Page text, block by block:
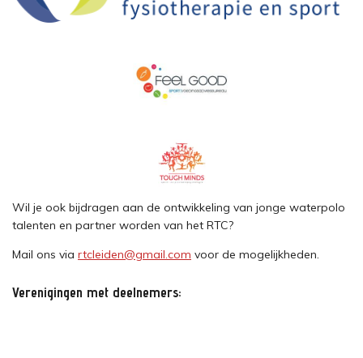
Wil je ook bijdragen aan de ontwikkeling van jonge waterpolo
talenten en partner worden van het RTC?
Mail ons via rtcleiden@gmail.com voor de mogelijkheden.
Verenigingen met deelnemers: